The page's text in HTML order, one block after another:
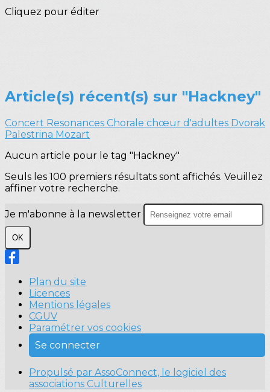
Cliquez pour éditer
Article(s) récent(s) sur "Hackney"
Concert Resonances Chorale chœur d'adultes Dvorak
Palestrina Mozart
Aucun article pour le tag "Hackney"
Seuls les 100 premiers résultats sont affichés. Veuillez
affiner votre recherche.
Je m'abonne à la newsletter
OK
Plan du site
Licences
Mentions légales
CGUV
Paramétrer vos cookies
Se connecter
Propulsé par AssoConnect, le logiciel des
associations Culturelles